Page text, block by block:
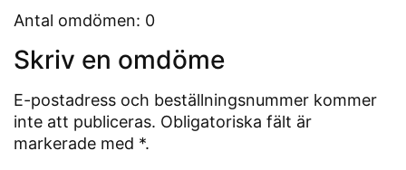
Antal omdömen: 0
Skriv en omdöme
E-postadress och beställningsnummer kommer
inte att publiceras. Obligatoriska fält är
markerade med *.